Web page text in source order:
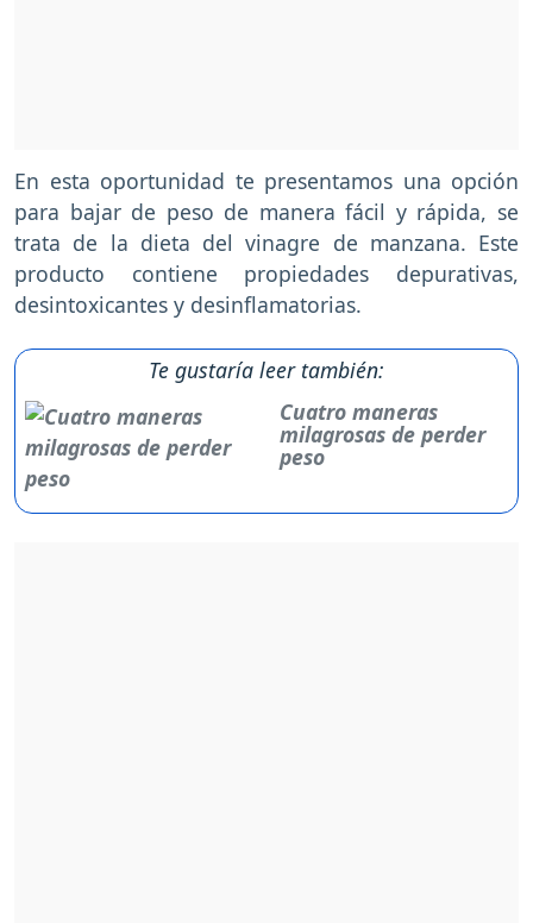
En esta oportunidad te presentamos una opción
para bajar de peso de manera fácil y rápida, se
trata de la dieta del vinagre de manzana. Este
producto contiene propiedades depurativas,
desintoxicantes y desinflamatorias.
Te gustaría leer también:
Cuatro maneras
milagrosas de perder
peso